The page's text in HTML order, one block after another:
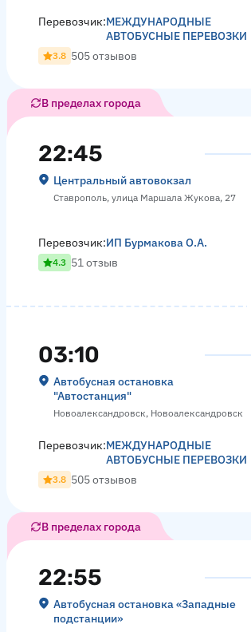
Перевозчик:МЕЖДУНАРОДНЫЕ
АВТОБУСНЫЕ ПЕРЕВОЗКИ
3.8 505 отзывов
В пределах города
22:45
Центральный автовокзал
Ставрополь, улица Маршала Жукова, 27
Перевозчик:ИП Бурмакова О.А.
4.3 51 отзыв
03:10
Автобусная остановка
"Автостанция"
Новоалександровск, Новоалександровск
Перевозчик:МЕЖДУНАРОДНЫЕ
АВТОБУСНЫЕ ПЕРЕВОЗКИ
3.8 505 отзывов
В пределах города
22:55
Автобусная остановка «Западные
подстанции»